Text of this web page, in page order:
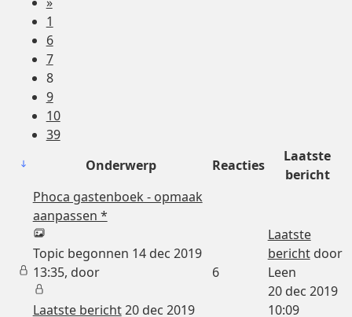
1
6
7
8
9
10
39
Onderwerp
Reacties
Laatste
bericht
Phoca gastenboek - opmaak
aanpassen *
Topic begonnen 14 dec 2019
13:35, door
Laatste bericht20 dec 2019
6
Laatste
berichtdoor
Leen
20 dec 2019
10:09